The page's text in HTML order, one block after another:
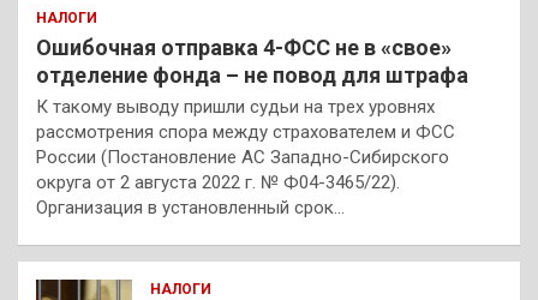
НАЛОГИ
Ошибочная отправка 4-ФСС не в «свое»
отделение фонда – не повод для штрафа
К такому выводу пришли судьи на трех уровнях
рассмотрения спора между страхователем и ФСС
России (Постановление АС Западно-Сибирского
округа от 2 августа 2022 г. № Ф04-3465/22).
Организация в установленный срок…
НАЛОГИ